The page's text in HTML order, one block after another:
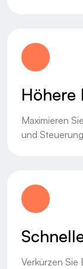
Höhere
Maximieren
und
Verkürzen Sie